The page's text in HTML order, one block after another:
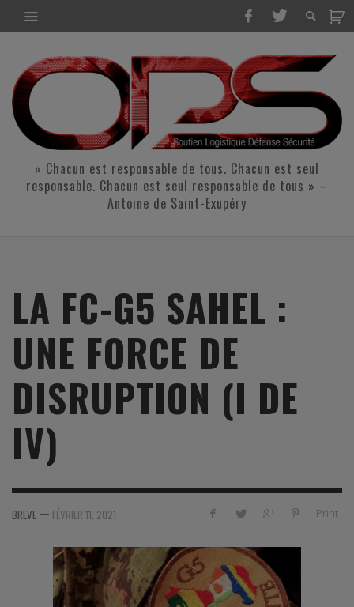
« Chacun est responsable de tous. Chacun est seul
responsable. Chacun est seul responsable de tous » –
Antoine de Saint-Exupéry
LA FC-G5 SAHEL :
UNE FORCE DE
DISRUPTION (I DE
IV)
Print
BREVE — FÉVRIER 11, 2021